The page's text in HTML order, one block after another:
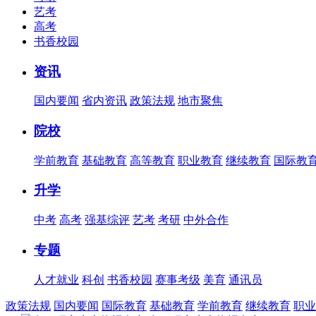
艺考
高考
书香校园
资讯
国内要闻 省内资讯 政策法规 地市聚焦
院校
学前教育 基础教育 高等教育 职业教育 继续教育 国际教
升学
中考 高考 强基综评 艺考 考研 中外合作
专题
人才就业 科创 书香校园 赛事考级 美育 通讯员
政策法规 国内要闻 国际教育 基础教育 学前教育 继续教育 职